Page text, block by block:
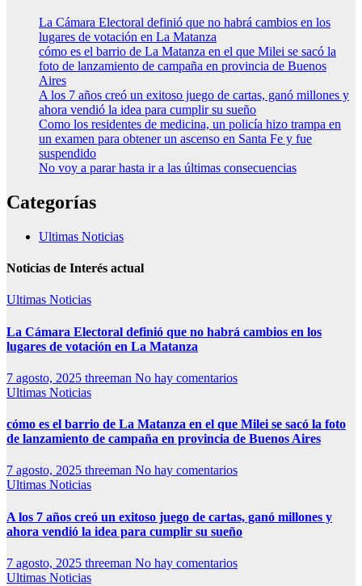
La Cámara Electoral definió que no habrá cambios en los
lugares de votación en La Matanza
cómo es el barrio de La Matanza en el que Milei se sacó la
foto de lanzamiento de campaña en provincia de Buenos
Aires
A los 7 años creó un exitoso juego de cartas, ganó millones y
ahora vendió la idea para cumplir su sueño
Como los residentes de medicina, un policía hizo trampa en
un examen para obtener un ascenso en Santa Fe y fue
suspendido
No voy a parar hasta ir a las últimas consecuencias
Categorías
Ultimas Noticias
Noticias de Interés actual
Ultimas Noticias
La Cámara Electoral definió que no habrá cambios en los
lugares de votación en La Matanza
7 agosto, 2025 threeman No hay comentarios
Ultimas Noticias
cómo es el barrio de La Matanza en el que Milei se sacó la foto
de lanzamiento de campaña en provincia de Buenos Aires
7 agosto, 2025 threeman No hay comentarios
Ultimas Noticias
A los 7 años creó un exitoso juego de cartas, ganó millones y
ahora vendió la idea para cumplir su sueño
7 agosto, 2025 threeman No hay comentarios
Ultimas Noticias